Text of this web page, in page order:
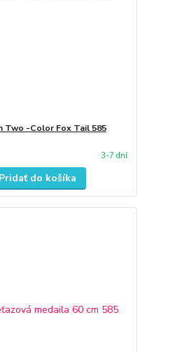
Two -Color Fox Tail 585
3-7 dní
Pridať do košíka